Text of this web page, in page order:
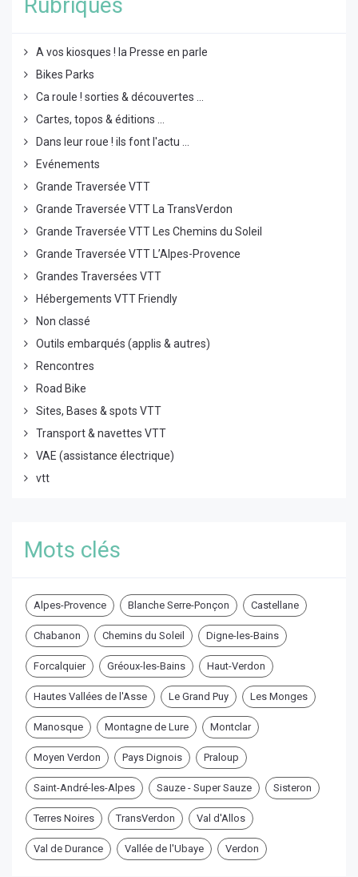
A vos kiosques ! la Presse en parle
Bikes Parks
Ca roule ! sorties & découvertes ...
Cartes, topos & éditions ...
Dans leur roue ! ils font l'actu ...
Evénements
Grande Traversée VTT
Grande Traversée VTT La TransVerdon
Grande Traversée VTT Les Chemins du Soleil
Grande Traversée VTT L’Alpes-Provence
Grandes Traversées VTT
Hébergements VTT Friendly
Non classé
Outils embarqués (applis & autres)
Rencontres
Road Bike
Sites, Bases & spots VTT
Transport & navettes VTT
VAE (assistance électrique)
vtt
Mots clés
Alpes-Provence Blanche Serre-Ponçon Castellane
Chabanon Chemins du Soleil Digne-les-Bains
Forcalquier Gréoux-les-Bains Haut-Verdon
Hautes Vallées de l'Asse Le Grand Puy Les Monges
Manosque Montagne de Lure Montclar
Moyen Verdon Pays Dignois Praloup
Saint-André-les-Alpes Sauze - Super Sauze Sisteron
Terres Noires TransVerdon Val d'Allos
Val de Durance Vallée de l'Ubaye Verdon